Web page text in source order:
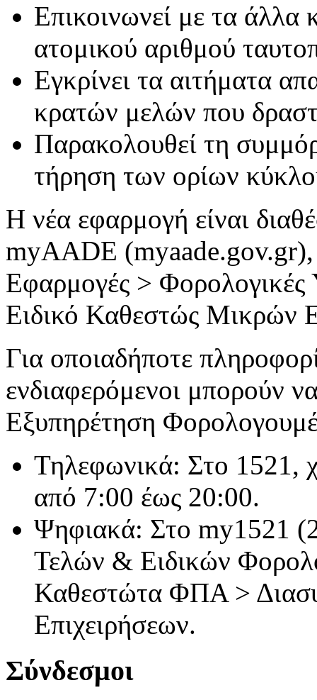
Επικοινωνεί με τα άλλα
ατομικού αριθμού
Εγκρίνει τα αιτήματα
κρατών μελών που
Παρακολουθεί τη
τήρηση των ορίων
Η νέα εφαρμογή είναι
myAADE (myaade.gov.gr),
Εφαρμογές > Φορολογικές
Eιδικό Καθεστώς Μικρών
Για οποιαδήποτε
ενδιαφερόμενοι μπορούν
Εξυπηρέτηση
Τηλεφωνικά: Στο 1521,
από 7:00 έως 20:00.
Ψηφιακά: Στο my1521
Τελών & Ειδικών
Καθεστώτα ΦΠΑ >
Επιχειρήσεων.
Σύνδεσμοι